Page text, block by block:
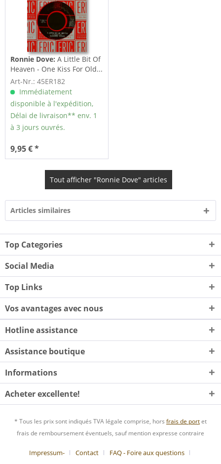
Ronnie Dove:A Little Bit Of
Heaven - One Kiss For Old...
Art-Nr.: 45ER182
Immédiatement
disponible à l'expédition,
Délai de livraison** env. 1
à 3 jours ouvrés.
9,95 € *
Tout afficher "Ronnie Dove" articles
Articles similaires
Top Categories
Social Media
Top Links
Vos avantages avec nous
Hotline assistance
Assistance boutique
Informations
Acheter excellente!
* Tous les prix sont indiqués TVA légale comprise, hors frais de portet
frais de remboursement éventuels, sauf mention expresse contraire
Impressum- Contact FAQ - Foire aux questions